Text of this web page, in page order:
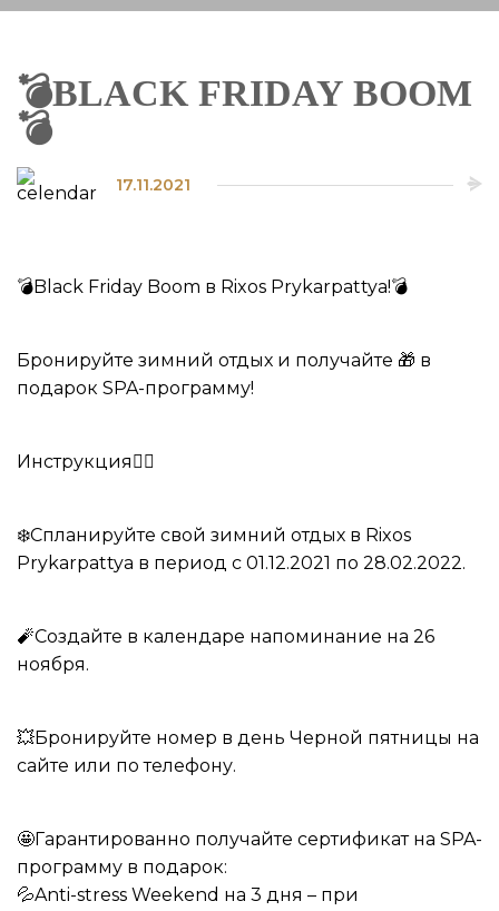
💣BLACK FRIDAY BOOM
💣
17.11.2021
💣Black Friday Boom в Rixos Prykarpattya!💣
Бронируйте зимний отдых и получайте 🎁 в
подарок SPA-программу!
Инструкция👇🏻
❄️Спланируйте свой зимний отдых в Rixos
Prykarpattya в период с 01.12.2021 по 28.02.2022.
🧨Создайте в календаре напоминание на 26
ноября.
💥Бронируйте номер в день Черной пятницы на
сайте или по телефону.
🤩Гарантированно получайте сертификат на SPA-
программу в подарок:
💦Anti-stress Weekend на 3 дня – при